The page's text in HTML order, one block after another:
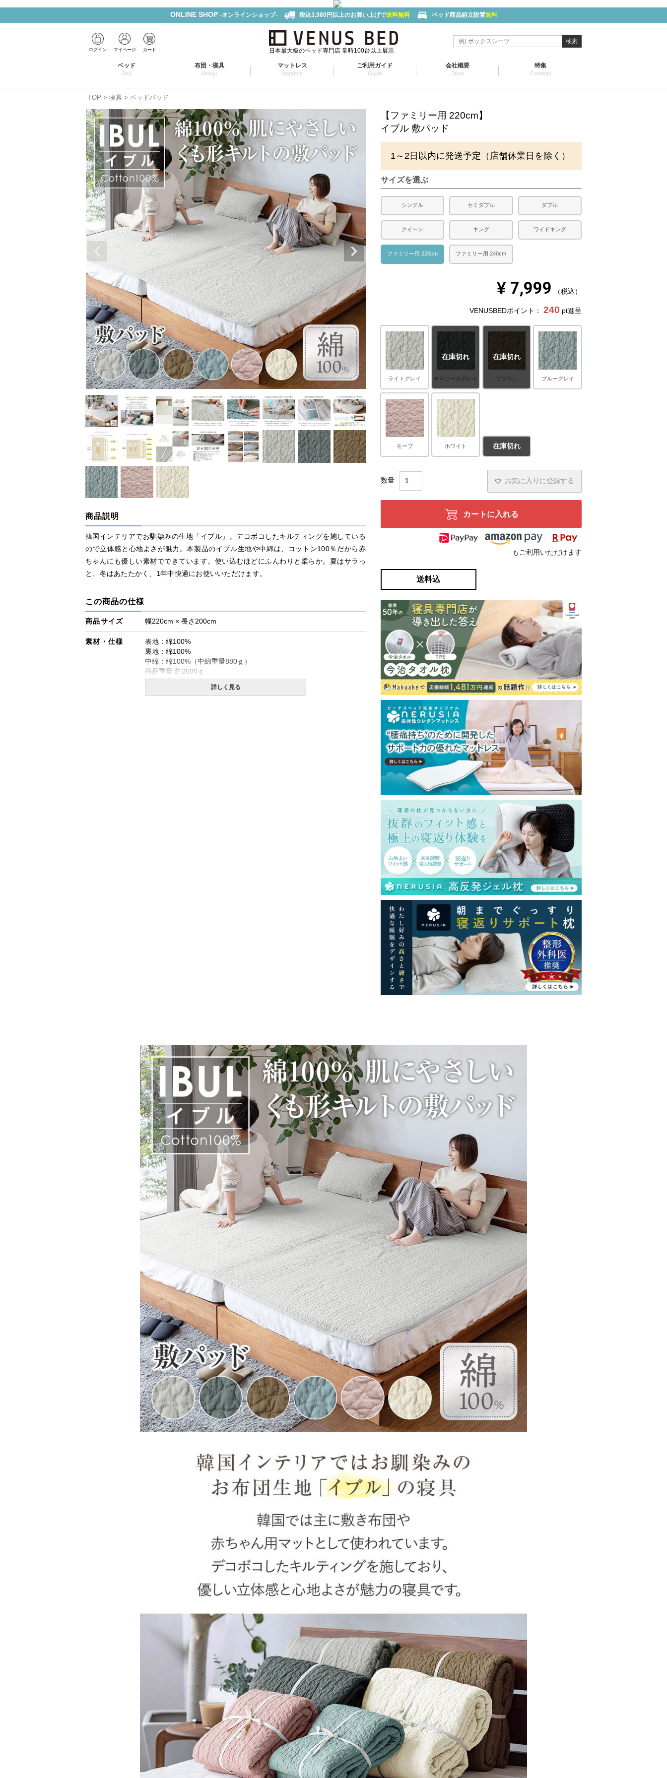
ONLINE SHOP -オンラインショップ- 税込3,980円以上のお買い上げで送料無料 ベッド商品組立設置無料
ログイン マイページ カート 日本最大級のベッド専門店 常時100台以上展示
検索
ベッド
Bed
布団・寝具
Shingu
マットレス
Mattress
ご利用ガイド
Guide
会社概要
Store
特集
Contents
TOP 寝具 ベッドパッド
商品説明
韓国インテリアでお馴染みの生地「イブル」。デコボコしたキルティングを施している
ので立体感と心地よさが魅力。本製品のイブル生地や中綿は、コットン100％だから赤
ちゃんにも優しい素材でできています。使い込むほどにふんわりと柔らか。夏はサラっ
と、冬はあたたかく、1年中快適にお使いいただけます。
この商品の仕様
商品サイズ 幅220cm × 長さ200cm
素材・仕様
表地：綿100%
裏地：綿100%
中綿：綿100%（中綿重量880ｇ）
商品重量 約2600ｇ
4隅にゴム付き
詳しく見る
【ファミリー用 220cm】
イブル 敷パッド
1～2日以内に発送予定（店舗休業日を除く）
サイズを選ぶ
シングル セミダブル ダブル
クイーン キング ワイドキング
ファミリー用 220cm ファミリー用 240cm
¥ 7,999 税込
VENUSBEDポイント： 240 pt進呈
ライトグレイ チャコールグレイ
在庫切れ
ブラウン
在庫切れ
ブルーグレイ
モーブ ホワイト アイボリー
在庫切れ
お気に入りに登録する
カートに入れる
もご利用いただけます
送料込